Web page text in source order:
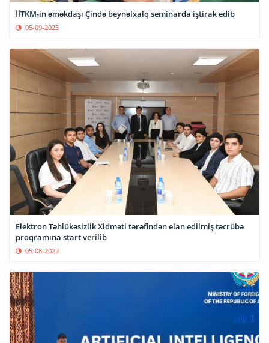
İİTKM-in əməkdaşı Çində beynəlxalq seminarda iştirak edib
05-09-2025
Elektron Təhlükəsizlik Xidməti tərəfindən elan edilmiş təcrübə
proqramına start verilib
05-08-2022